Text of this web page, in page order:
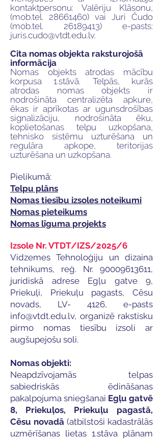
kontaktpersonu: Valēriju Klāsonu,
(mob.tel. 28661460) vai Juri Čudo
(mob.tel. 26189413) e-pasts:
juris.cudo@vtdt.edu.lv.
Cita nomas objekta raksturojošā
informācija
Nomas objekts atrodas mācību
korpusa 1.stāvā. Telpās, kurās
atrodas nomas objekts ir
nodrošināta centralizēta apkure,
ēkas ir aprīkotas ar ugunsdrošības
signalizāciju, nodrošināta ēku,
koplietošanas telpu uzkopšana,
tehnisko sistēmu uzturēšana un
regulāra apkope, teritorijas
uzturēšana un uzkopšana.
Pielikumā:
Telpu plāns
Nomas tiesību izsoles noteikumi
Nomas pieteikums
Nomas līguma projekts
Izsole Nr. VTDT/IZS/2025/6
Vidzemes Tehnoloģiju un dizaina
tehnikums, reģ. Nr. 90009613611,
juridiskā adrese Egļu gatve 9,
Priekuļi, Priekuļu pagasts, Cēsu
novads, LV- 4126, e-pasts
info@vtdt.edu.lv, organizē rakstisku
pirmo nomas tiesību izsoli ar
augšupejošu soli.​
Nomas objekti:
Neapdzīvojamās telpas
sabiedriskās ēdināšanas
pakalpojuma sniegšanai Egļu gatvē
8, Priekuļos, Priekuļu pagastā,
Cēsu novadā (atbilstoši kadastrālās
uzmērīšanas lietas 1.stāva plānam